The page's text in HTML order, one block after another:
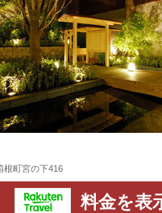
根町宮の下416
料金を表